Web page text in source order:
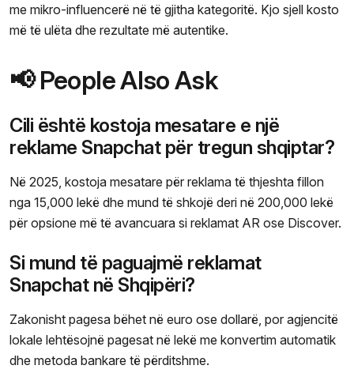
me mikro-influencerë në të gjitha kategoritë. Kjo sjell kosto
më të ulëta dhe rezultate më autentike.
📢 People Also Ask
Cili është kostoja mesatare e një
reklame Snapchat për tregun shqiptar?
Në 2025, kostoja mesatare për reklama të thjeshta fillon
nga 15,000 lekë dhe mund të shkojë deri në 200,000 lekë
për opsione më të avancuara si reklamat AR ose Discover.
Si mund të paguajmë reklamat
Snapchat në Shqipëri?
Zakonisht pagesa bëhet në euro ose dollarë, por agjencitë
lokale lehtësojnë pagesat në lekë me konvertim automatik
dhe metoda bankare të përditshme.